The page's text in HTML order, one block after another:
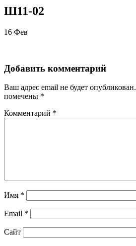
Ш11-02
16 Фев
Добавить комментарий
Ваш адрес email не будет опубликован.
помечены *
Комментарий *
Имя *
Email *
Сайт